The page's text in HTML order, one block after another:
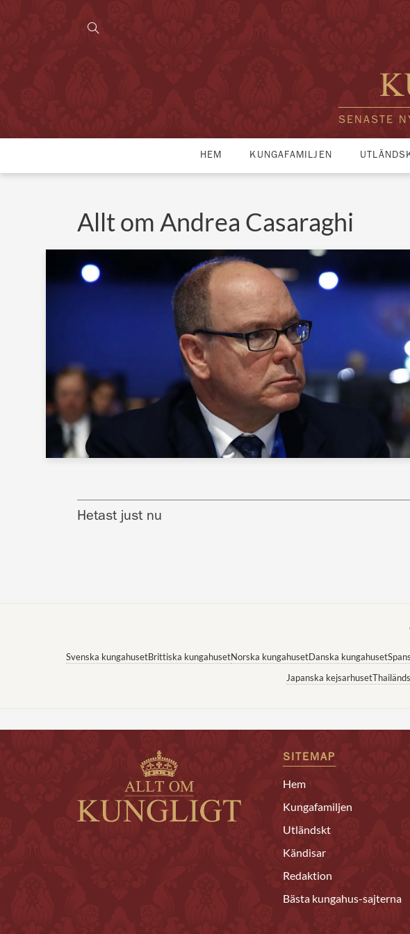
SENASTE
HEM KUNGAFAMILJEN
Allt om Andrea Casaraghi
Hetast just nu
Svenska kungahusetBrittiska kungahusetNorska kungahusetDanska kungahuset
Japanska kejsarhuset
SITEMAP
Hem
Kungafamiljen
Utländskt
Kändisar
Redaktion
Bästa kungahus-sajterna